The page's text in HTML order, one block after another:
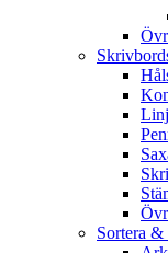
Sortera &